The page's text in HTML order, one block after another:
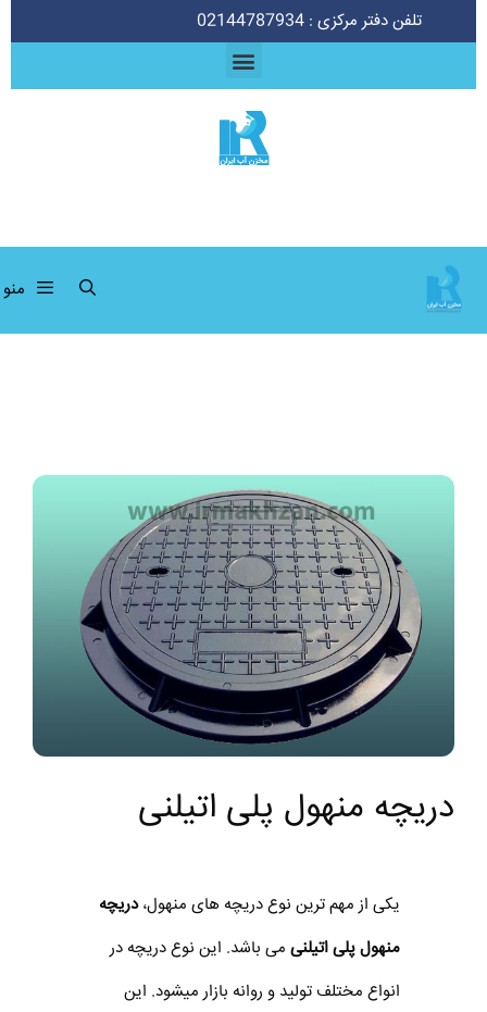
تلفن دفتر مرکزی : 02144787934
منو
دریچه منهول پلی اتیلنی
یکی از مهم ترین نوع دریچه های منهول،دریچه
منهول پلی اتیلنی می باشد. این نوع دریچه در
انواع مختلف تولید و روانه بازار میشود. این